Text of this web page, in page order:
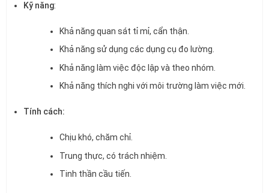
Kỹ năng:
Khả năng quan sát tỉ mỉ, cẩn thận.
Khả năng sử dụng các dụng cụ đo lường.
Khả năng làm việc độc lập và theo nhóm.
Khả năng thích nghi với môi trường làm việc mới.
Tính cách:
Chịu khó, chăm chỉ.
Trung thực, có trách nhiệm.
Tinh thần cầu tiến.